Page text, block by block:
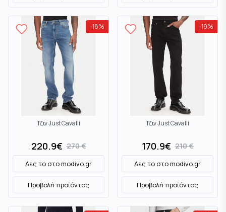
-18%
Τζιν Just Cavalli
220.9€ 270€
Δες το στοmodivo.gr
Προβολή προϊόντος
-19%
Τζιν Just Cavalli
170.9€ 210€
Δες το στοmodivo.gr
Προβολή προϊόντος